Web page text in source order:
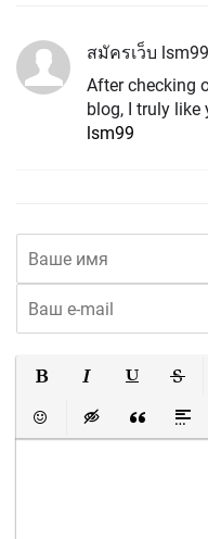
สมัครเว็บ lsm99
After checking
blog, I truly
lsm99
Вставить смайлик
ВставкаВставка